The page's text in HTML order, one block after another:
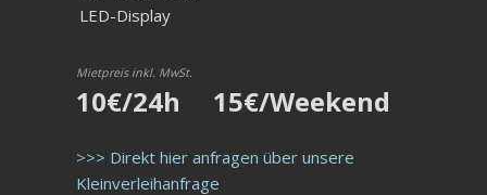
LED-Display
Mietpreis inkl. MwSt.
10€/24h 15€/Weekend
>>> Direkt hier anfragen über unsere
Kleinverleihanfrage